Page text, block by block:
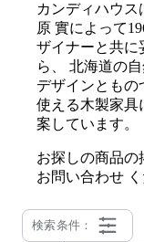
カンディハウ
原 實によって
ザイナーと共に
ら、 北海道の
デザインともの
使える木製家具
案しています。
お探しの商品の
お問い合わせ
検索条件：